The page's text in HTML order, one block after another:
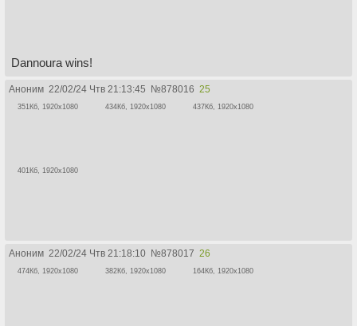
Dannoura wins!
Аноним 22/02/24 Чтв 21:13:45 №878016 25
351Кб, 1920x1080 434Кб, 1920x1080 437Кб, 1920x1080
401Кб, 1920x1080
Аноним 22/02/24 Чтв 21:18:10 №878017 26
474Кб, 1920x1080 382Кб, 1920x1080 164Кб, 1920x1080